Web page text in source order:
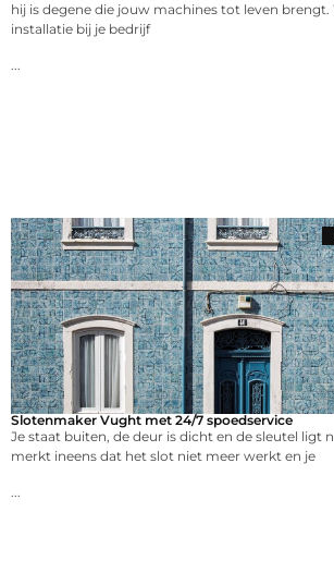
hij is degene die jouw machines tot leven brengt.
installatie bij je bedrijf
Slotenmaker Vught met 24/7 spoedservice
Je staat buiten, de deur is dicht en de sleutel ligt
merkt ineens dat het slot niet meer werkt en je